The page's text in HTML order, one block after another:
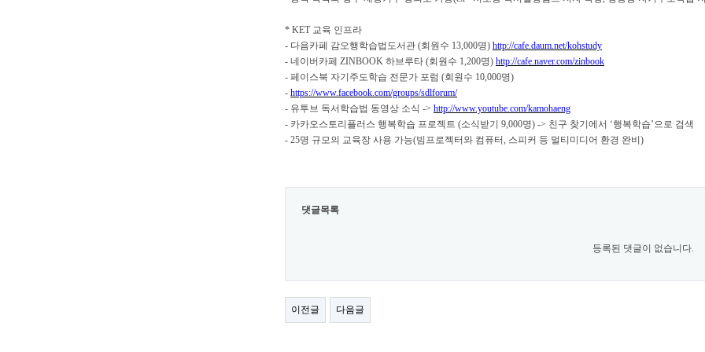
* KET 교육 인프라
- 다음카페 감오행학습법도서관 (회원수 13,000명) http://cafe.daum.net/kohstudy
- 네이버카페 ZINBOOK 하브루타 (회원수 1,200명) http://cafe.naver.com/zinbook
- 페이스북 자기주도학습 전문가 포럼 (회원수 10,000명)
- https://www.facebook.com/groups/sdlforum/
- 유투브 독서학습법 동영상 소식 -> http://www.youtube.com/kamohaeng
- 카카오스토리플러스 행복학습 프로젝트 (소식받기 9,000명) -> 친구 찾기에서 ‘행복학습’으로 검색
- 25명 규모의 교육장 사용 가능(빔프로젝터와 컴퓨터, 스피커 등 멀티미디어 환경 완비 )
댓글목록
등록된 댓글이 없습니다.
이전글 다음글